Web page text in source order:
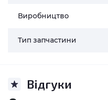
Виробництво
Тип запчастини
Відгуки